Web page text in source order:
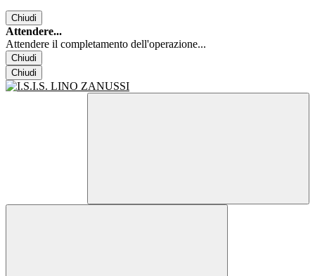
Chiudi
Attendere...
Attendere il completamento dell'operazione...
Chiudi
Chiudi